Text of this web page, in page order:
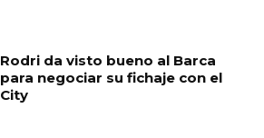
Rodri da visto bueno al Barca
para negociar su fichaje con el
City